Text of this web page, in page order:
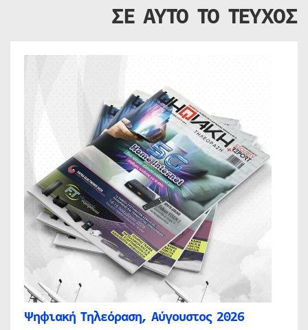
ΣΕ ΑΥΤΟ ΤΟ ΤΕΥΧΟΣ
Ψηφιακή Τηλεόραση, Αύγουστος 2026